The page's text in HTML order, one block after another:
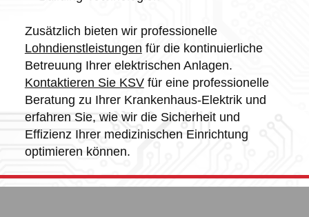
Zusätzlich bieten wir professionelle
Lohndienstleistungen für die kontinuierliche
Betreuung Ihrer elektrischen Anlagen.
Kontaktieren Sie KSVfür eine professionelle
Beratung zu Ihrer Krankenhaus-Elektrik und
erfahren Sie, wie wir die Sicherheit und
Effizienz Ihrer medizinischen Einrichtung
optimieren können.